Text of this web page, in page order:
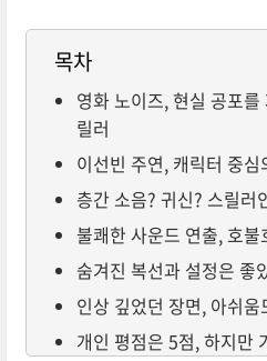
목차
영화 노이즈, 현실 공포
릴러
이선빈 주연, 캐릭터 중
층간 소음? 귀신? 스릴러
불쾌한 사운드 연출, 호불
숨겨진 복선과 설정은
인상 깊었던 장면, 아쉬움
개인 평점은 5점, 하지만